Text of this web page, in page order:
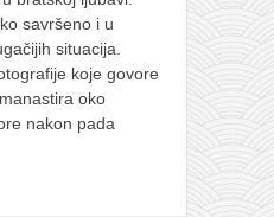
savršeno i u
situacija.
koje govore
oko
nakon pada